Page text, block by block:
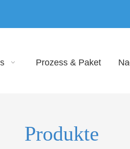
Prozess & Paket
Produkte